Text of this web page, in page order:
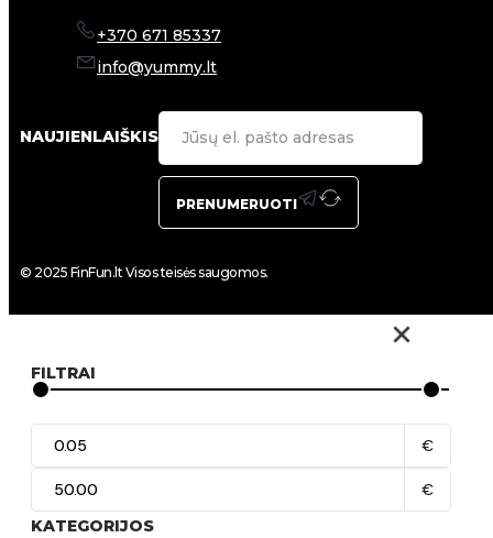
+370 671 85337
info@yummy.lt
NAUJIENLAIŠKIS
PRENUMERUOTI
© 2025 FinFun.lt Visos teisės saugomos.
FILTRAI
€
€
KATEGORIJOS